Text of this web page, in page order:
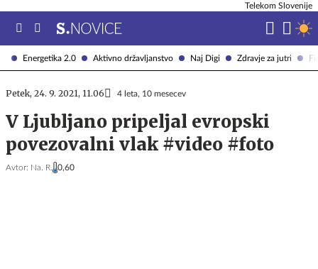
Energetika 2.0 Aktivno državljanstvo Naj Digi Zdravje za jutri
Telekom Slovenije
Petek, 24. 9. 2021, 11.06 4 leta, 10 mesecev
V Ljubljano pripeljal evropski
povezovalni vlak #video #foto
Avtor: Na. R. 0,60